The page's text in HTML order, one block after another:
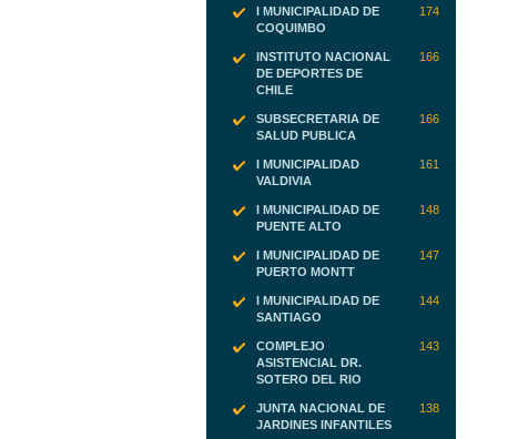
I MUNICIPALIDAD DE
COQUIMBO
174
INSTITUTO NACIONAL
DE DEPORTES DE
CHILE
166
SUBSECRETARIA DE
SALUD PUBLICA
166
I MUNICIPALIDAD
VALDIVIA
161
I MUNICIPALIDAD DE
PUENTE ALTO
148
I MUNICIPALIDAD DE
PUERTO MONTT
147
I MUNICIPALIDAD DE
SANTIAGO
144
COMPLEJO
ASISTENCIAL DR.
SOTERO DEL RIO
143
JUNTA NACIONAL DE
JARDINES INFANTILES
138